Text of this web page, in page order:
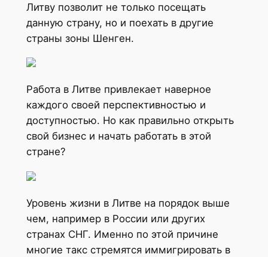
Литву позволит не только посещать
данную страну, но и поехать в другие
страны зоны Шенген.
Работа в Литве привлекает наверное
каждого своей перспективностью и
доступностью. Но как правильно открыть
свой бизнес и начать работать в этой
стране?
Уровень жизни в Литве на порядок выше
чем, например в России или других
странах СНГ. Именно по этой причине
многие такс стремятся иммигрировать в